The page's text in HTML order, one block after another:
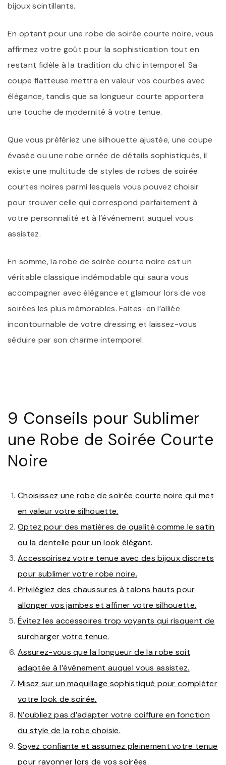
bijoux scintillants.
En optant pour une robe de soirée courte noire, vous
affirmez votre goût pour la sophistication tout en
restant fidèle à la tradition du chic intemporel. Sa
coupe flatteuse mettra en valeur vos courbes avec
élégance, tandis que sa longueur courte apportera
une touche de modernité à votre tenue.
Que vous préfériez une silhouette ajustée, une coupe
évasée ou une robe ornée de détails sophistiqués, il
existe une multitude de styles de robes de soirée
courtes noires parmi lesquels vous pouvez choisir
pour trouver celle qui correspond parfaitement à
votre personnalité et à l’événement auquel vous
assistez.
En somme, la robe de soirée courte noire est un
véritable classique indémodable qui saura vous
accompagner avec élégance et glamour lors de vos
soirées les plus mémorables. Faites-en l’alliée
incontournable de votre dressing et laissez-vous
séduire par son charme intemporel.
9 Conseils pour Sublimer
une Robe de Soirée Courte
Noire
Choisissez une robe de soirée courte noire qui met
en valeur votre silhouette.
Optez pour des matières de qualité comme le satin
ou la dentelle pour un look élégant.
Accessoirisez votre tenue avec des bijoux discrets
pour sublimer votre robe noire.
Privilégiez des chaussures à talons hauts pour
allonger vos jambes et affiner votre silhouette.
Évitez les accessoires trop voyants qui risquent de
surcharger votre tenue.
Assurez-vous que la longueur de la robe soit
adaptée à l’événement auquel vous assistez.
Misez sur un maquillage sophistiqué pour compléter
votre look de soirée.
N’oubliez pas d’adapter votre coiffure en fonction
du style de la robe choisie.
Soyez confiante et assumez pleinement votre tenue
pour rayonner lors de vos soirées.